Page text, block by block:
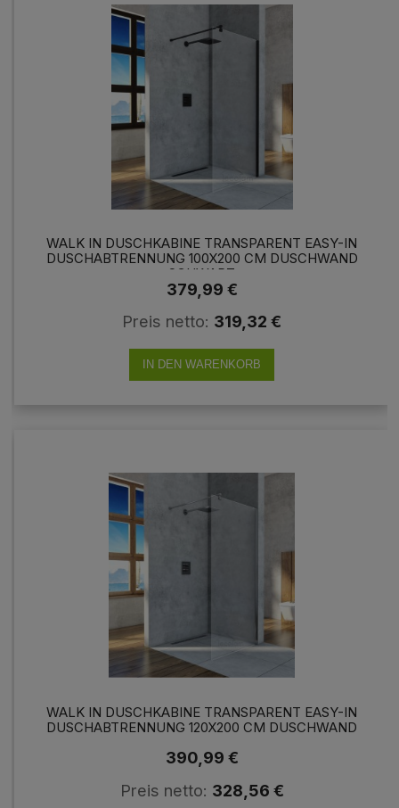
WALK IN DUSCHKABINE TRANSPARENT EASY-IN
DUSCHABTRENNUNG 100X200 CM DUSCHWAND
SCHWARZ
379,99 €
Preis netto: 319,32 €
IN DEN WARENKORB
WALK IN DUSCHKABINE TRANSPARENT EASY-IN
DUSCHABTRENNUNG 120X200 CM DUSCHWAND
390,99 €
Preis netto: 328,56 €